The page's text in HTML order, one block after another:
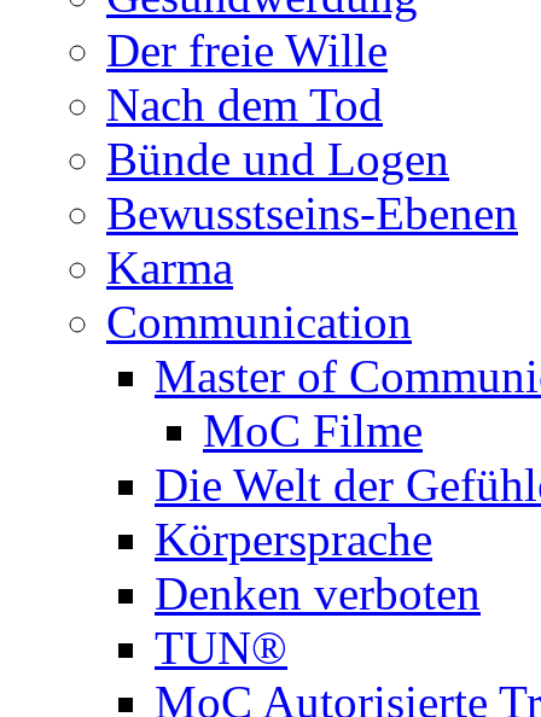
Der freie Wille
Nach dem Tod
Bünde und Logen
Bewusstseins-Ebenen
Karma
Communication
Master of
MoC Filme
Die Welt der
Körpersprache
Denken verboten
TUN®
MoC Autorisierte